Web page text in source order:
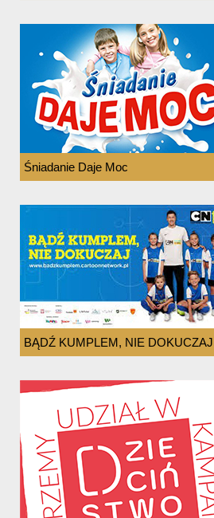
Śniadanie Daje Moc
BĄDŹ KUMPLEM, NIE DOKUCZAJ